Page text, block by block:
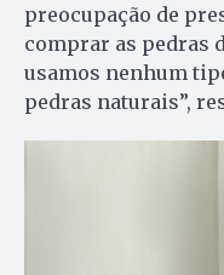
preocupação de
comprar as pedras
usamos nenhum
pedras naturais”,